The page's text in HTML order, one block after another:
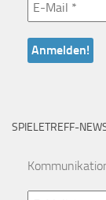
SPIELETREFF-